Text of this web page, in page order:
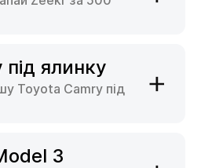
ялинку
Toyota Camry під
3